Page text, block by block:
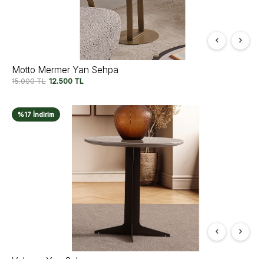
Motto Mermer Yan Sehpa
15.000TL 12.500 TL
%17 İndirim